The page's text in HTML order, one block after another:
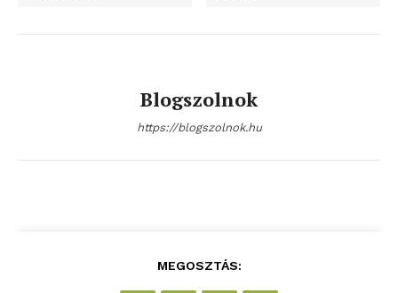
Blogszolnok
https://blogszolnok.hu
MEGOSZTÁS: